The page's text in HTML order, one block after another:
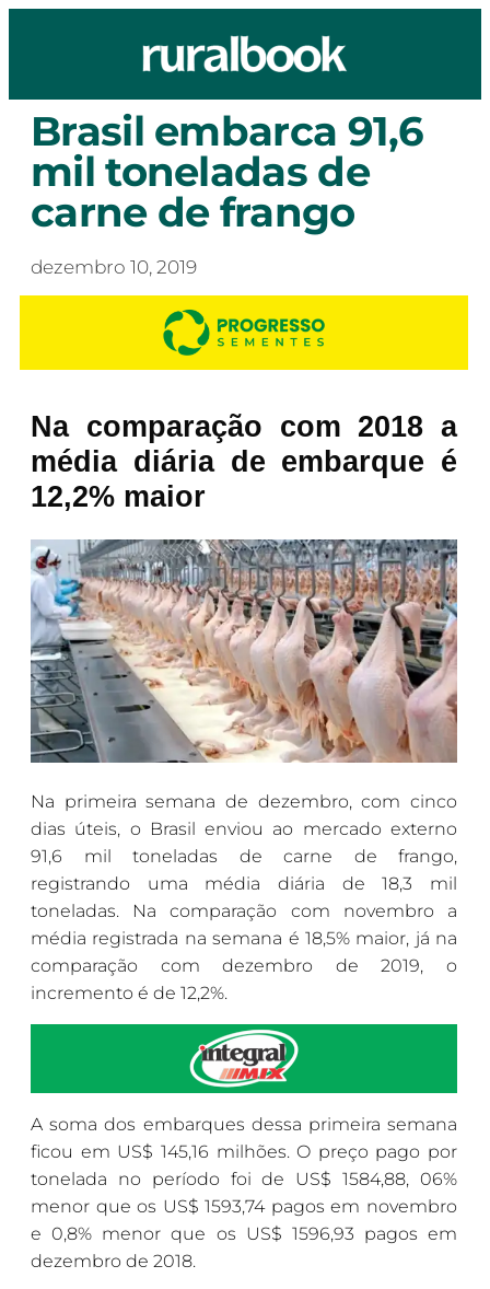
Brasil embarca 91,6
mil toneladas de
carne de frango
dezembro 10, 2019
Na comparação com 2018 a
média diária de embarque é
12,2% maior
Na primeira semana de dezembro, com cinco
dias úteis, o Brasil enviou ao mercado externo
91,6 mil toneladas de carne de frango,
registrando uma média diária de 18,3 mil
toneladas. Na comparação com novembro a
média registrada na semana é 18,5% maior, já na
comparação com dezembro de 2019, o
incremento é de 12,2%.
A soma dos embarques dessa primeira semana
ficou em US$ 145,16 milhões. O preço pago por
tonelada no período foi de US$ 1584,88, 06%
menor que os US$ 1593,74 pagos em novembro
e 0,8% menor que os US$ 1596,93 pagos em
dezembro de 2018.